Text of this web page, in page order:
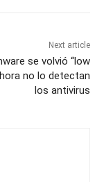
Next article
se volvió “low
no lo detectan
los antivirus